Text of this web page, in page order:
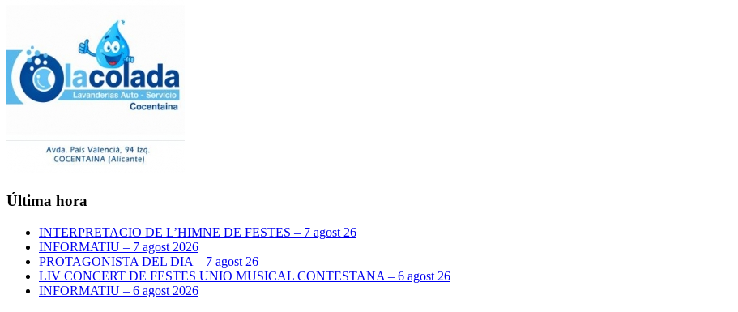
Última hora
INTERPRETACIO DE L’HIMNE DE FESTES – 7 agost 26
INFORMATIU – 7 agost 2026
PROTAGONISTA DEL DIA – 7 agost 26
LIV CONCERT DE FESTES UNIO MUSICAL CONTESTANA – 6 agost 26
INFORMATIU – 6 agost 2026